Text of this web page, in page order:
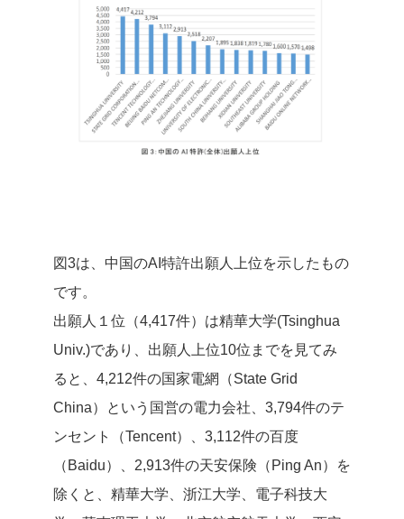
図3は、中国のAI特許出願人上位を示したもの
です。
出願人１位（4,417件）は精華大学(Tsinghua
Univ.)であり、出願人上位10位までを見てみ
ると、4,212件の国家電網（State Grid
China）という国営の電力会社、3,794件のテ
ンセント（Tencent）、3,112件の百度
（Baidu）、2,913件の天安保険（Ping An）を
除くと、精華大学、浙江大学、電子科技大